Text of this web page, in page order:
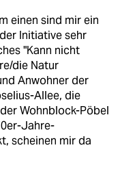
einen sind mir ein
Initiative sehr
"Kann nicht
die Natur
Anwohner der
Allee, die
Wohnblock-Pöbel
Jahre-
scheinen mir da